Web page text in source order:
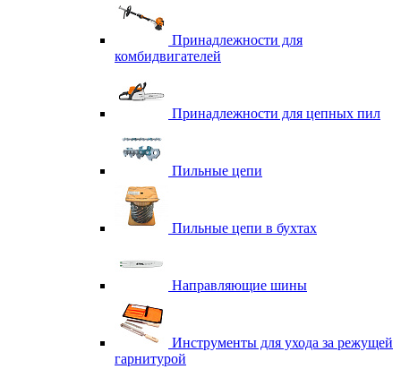
Принадлежности для
комбидвигателей
Принадлежности для цепных пил
Пильные цепи
Пильные цепи в бухтах
Направляющие шины
Инструменты для ухода за режущей
гарнитурой